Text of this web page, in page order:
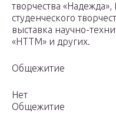
творчества
студенческого
выставка научно-
«HTTM» и других.
Общежитие
Нет
Общежитие